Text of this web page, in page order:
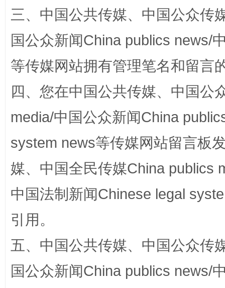
国家大学科技园优化重塑工作
三、中国公共传媒、中国公众传
国公众新闻China publics news/
等传媒网站拥有管理笔名和留言
四、您在中国公共传媒、中国公
media/中国公众新闻China
system news等传媒网站留言板
媒、中国全民传媒China publics
中国法制新闻Chinese legal
引用。
五、中国公共传媒、中国公众传
国公众新闻China publics news/